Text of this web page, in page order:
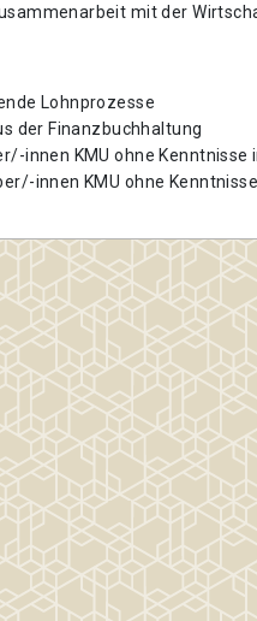
mit der
Lohnprozesse
der Finanzbuchhaltung
innen KMU ohne Kenntnisse
innen KMU ohne